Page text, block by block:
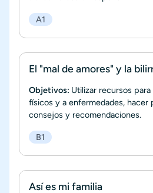
A1
El "mal de amores" y la
Objetivos: Utilizar recursos
físicos y a enfermedades, hacer
consejos y recomendaciones.
B1
Así es mi familia